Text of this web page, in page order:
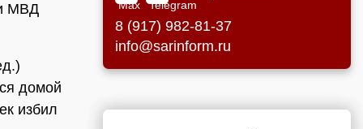
МВД
домой
избил
8 (917) 982-81-37
info@sarinform.ru